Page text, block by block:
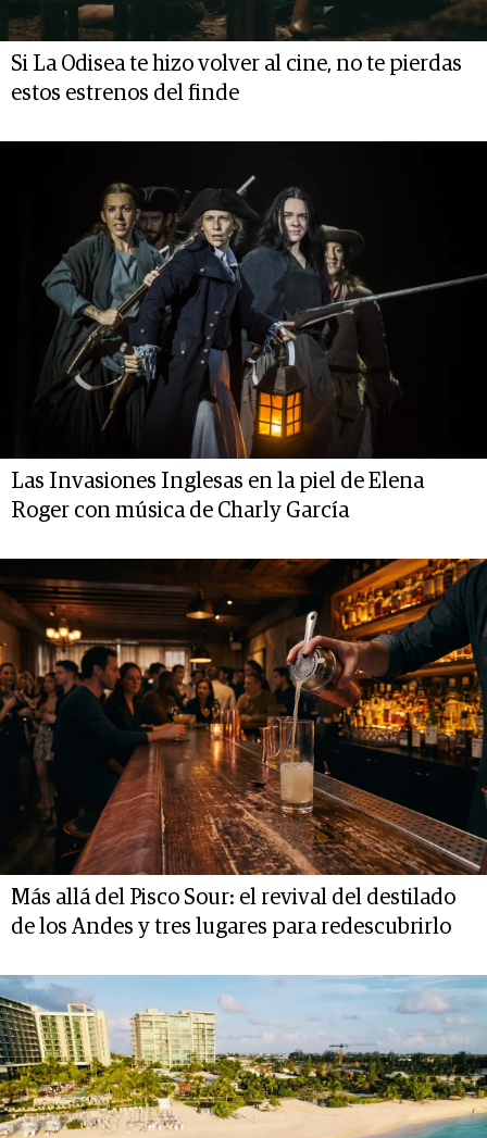
Si La Odisea te hizo volver al cine, no te pierdas
estos estrenos del finde
Las Invasiones Inglesas en la piel de Elena
Roger con música de Charly García
Más allá del Pisco Sour: el revival del destilado
de los Andes y tres lugares para redescubrirlo